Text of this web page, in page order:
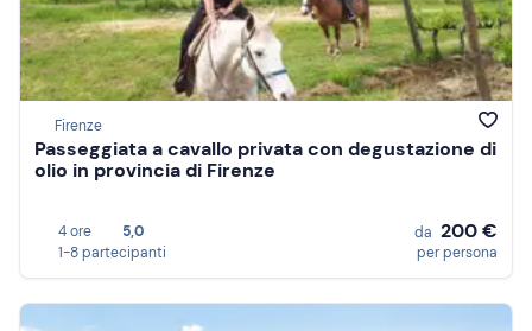
Firenze
Passeggiata a cavallo privata con degustazione di
olio in provincia di Firenze
4 ore
5,0
1-8 partecipanti
da 200 €
per persona